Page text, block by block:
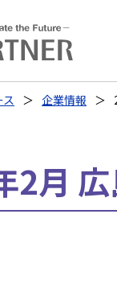
ス 企業情報
2月